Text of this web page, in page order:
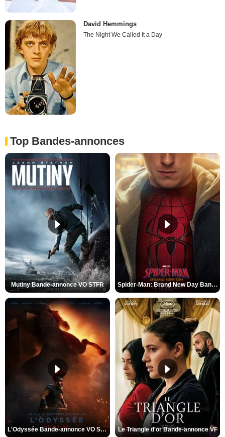
David Hemmings
The Night We Called It a Day
Top Bandes-annonces
Mutiny Bande-annonce VO STFR Spider-Man: Brand New Day Bande-annonce VO STFR
L'Odyssée Bande-annonce VO STFR Le Triangle d'or Bande-annonce VF